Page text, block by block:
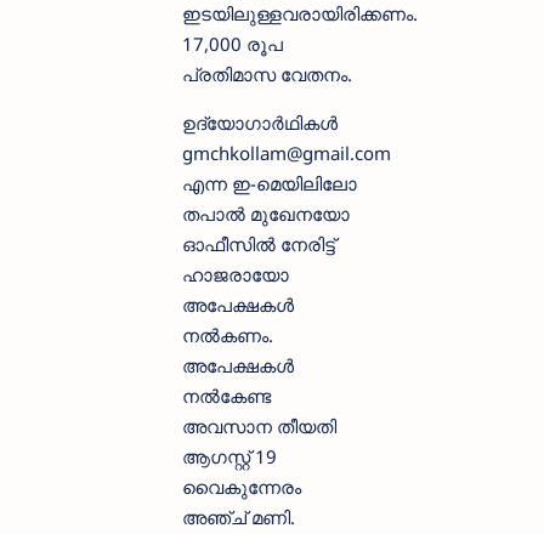
ഇടയിലുള്ളവരായിരിക്കണം.
17,000 രൂപ
പ്രതിമാസ വേതനം.
ഉദ്യോഗാർഥികൾ
gmchkollam@gmail.com
എന്ന ഇ-മെയിലിലോ
തപാൽ മുഖേനയോ
ഓഫീസിൽ നേരിട്ട്
ഹാജരായോ
അപേക്ഷകൾ
നൽകണം.
അപേക്ഷകൾ
നൽകേണ്ട
അവസാന തീയതി
ആഗസ്റ്റ് 19
വൈകുന്നേരം
അഞ്ച് മണി.